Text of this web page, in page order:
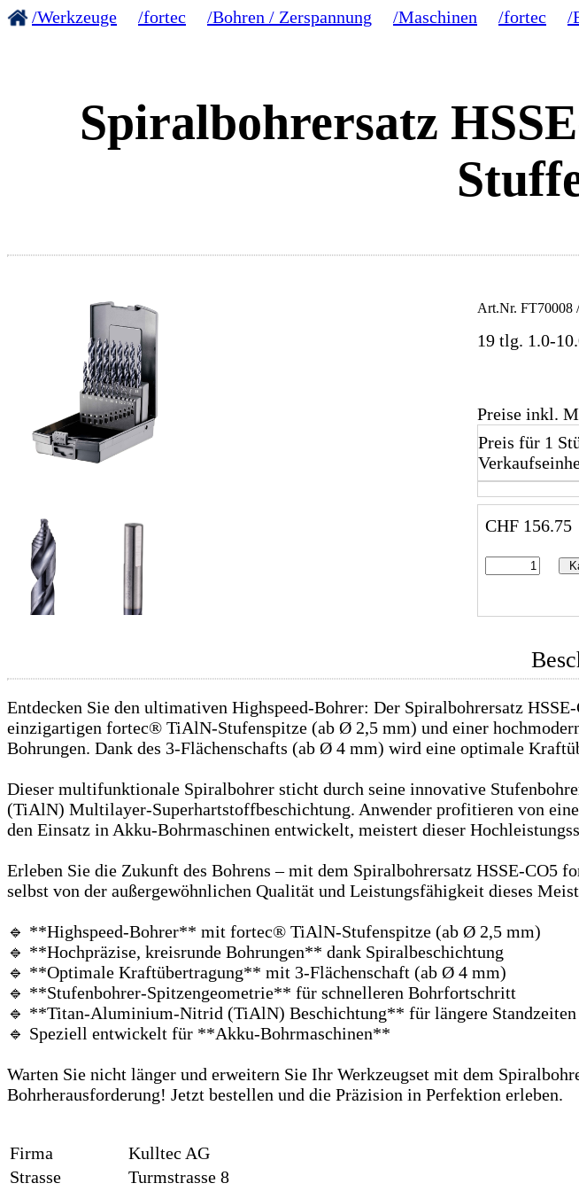
/Werkzeuge /fortec /Bohren / Zerspannung /Maschinen /fortec /
Spiralbohrersatz
Art.Nr.FT70008
19 tlg. 1.0-
Preise inkl.
Preis für 1
CHF 156.75
Entdecken Sie den ultimativen Highspeed-Bohrer: Der Spiralbohrersatz
einzigartigen fortec® TiAlN-Stufenspitze (ab Ø 2,5 mm) und einer
Bohrungen. Dank des 3-Flächenschafts (ab Ø 4 mm) wird eine optimale
Dieser multifunktionale Spiralbohrer sticht durch seine innovative
(TiAlN) Multilayer-Superhartstoffbeschichtung. Anwender profitieren von
den Einsatz in Akku-Bohrmaschinen entwickelt, meistert dieser
Erleben Sie die Zukunft des Bohrens – mit dem Spiralbohrersatz HSSE-CO5
selbst von der außergewöhnlichen Qualität und Leistungsfähigkeit dieses
🔹 **Highspeed-Bohrer** mit fortec® TiAlN-Stufenspitze (ab Ø 2,5 mm)
🔹 **Hochpräzise, kreisrunde Bohrungen** dank Spiralbeschichtung
🔹 **Optimale Kraftübertragung** mit 3-Flächenschaft (ab Ø 4 mm)
🔹 **Stufenbohrer-Spitzengeometrie** für schnelleren Bohrfortschritt
🔹 **Titan-Aluminium-Nitrid (TiAlN) Beschichtung** für längere Standzeiten
🔹 Speziell entwickelt für **Akku-Bohrmaschinen**
Warten Sie nicht länger und erweitern Sie Ihr Werkzeugset mit dem
Bohrherausforderung! Jetzt bestellen und die Präzision in Perfektion erleben.
Firma
Kulltec AG
Strasse
Turmstrasse 8